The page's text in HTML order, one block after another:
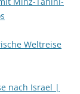
Weltreise
nach Israel |